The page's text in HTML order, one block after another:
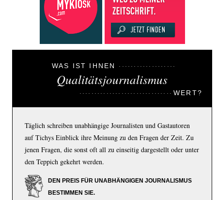
WAS IST IHNEN
Qualitätsjournalismus
WERT?
Täglich schreiben unabhängige Journalisten und Gastautoren
auf Tichys Einblick ihre Meinung zu den Fragen der Zeit. Zu
jenen Fragen, die sonst oft all zu einseitig dargestellt oder unter
den Teppich gekehrt werden.
DEN PREIS FÜR UNABHÄNGIGEN JOURNALISMUS
BESTIMMEN SIE.